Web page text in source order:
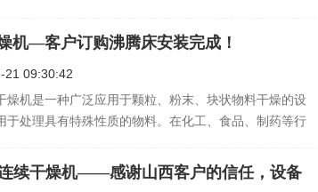
机—客户订购沸腾床安装完成！
21 09:30:42
燥机是一种广泛应用于颗粒、粉末、块状物料干燥的设
于处理具有特殊性质的物料。在化工、食品、制药等行
易于热解、热敏、易挥发、易溶解或易受潮的物料。这
续干燥机——感谢山西客户的信任，设备